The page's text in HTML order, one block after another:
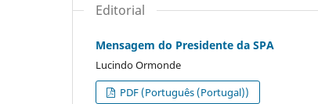
Editorial
Mensagem do Presidente da SPA
Lucindo Ormonde
PDF (Português (Portugal))